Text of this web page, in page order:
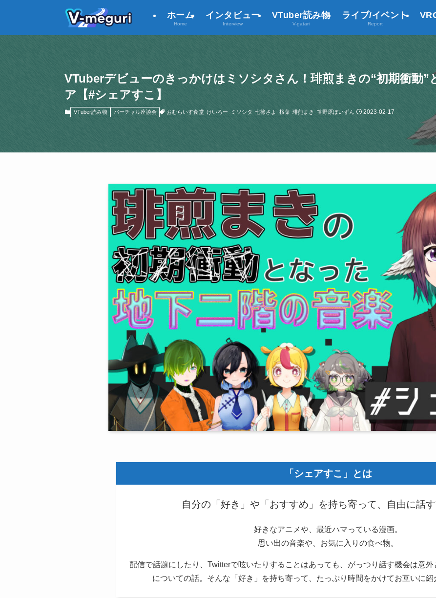
ホーム
Home
インタビュー
Interview
VTuber読み物
V-gatari
ライブ/イベント
Report
VTuberデビューのきっかけはミソシタさん！琲煎まきの“初期衝動”
ア【#シェアすこ】
VTuber読み物 バーチャル座談会 おむらいす食堂 けいろー ミソシタ 七篠さよ 桜葉 琲煎まき 笹野原ぽいずん 2023-02-17
「シェアすこ」とは
自分の「好き」や「おすすめ」を持ち寄って、自由に話す
好きなアニメや、最近ハマっている漫画。
思い出の音楽や、お気に入りの食べ物。
配信で話題にしたり、Twitterで呟いたりすることはあっても、がっつり話す機会は意外
についての話。そんな「好き」を持ち寄って、たっぷり時間をかけてお互いに紹